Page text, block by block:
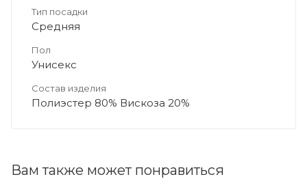
Тип посадки
Средняя
Пол
Унисекс
Состав изделия
Полиэстер 80% Вискоза 20%
Вам также может понравиться